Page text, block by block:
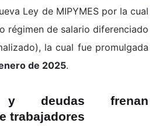
Ley de MIPYMES por la cual
régimen de salario diferenciado
la cual fue promulgada
de 2025.
y deudas frenan
trabajadores